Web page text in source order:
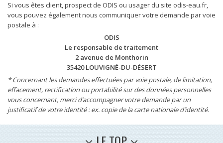
Si vous êtes client, prospect de ODIS ou usager du site odis-eau.fr,
vous pouvez également nous communiquer votre demande par voie
postale à :
ODIS
Le responsable de traitement
2 avenue de Monthorin
35420 LOUVIGNÉ-DU-DÉSERT
* Concernant les demandes effectuées par voie postale, de limitation,
effacement, rectification ou portabilité sur des données personnelles
vous concernant, merci d’accompagner votre demande par un
justificatif de votre identité : ex. copie de la carte nationale d’identité.